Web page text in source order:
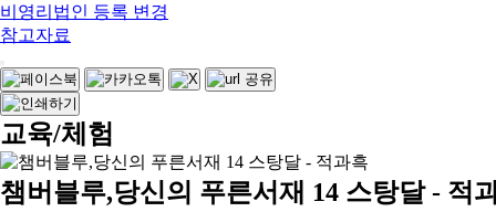
비영리법인 등록 변경
참고자료
교육/체험
챔버블루,당신의 푸른서재 14 스탕달 - 적